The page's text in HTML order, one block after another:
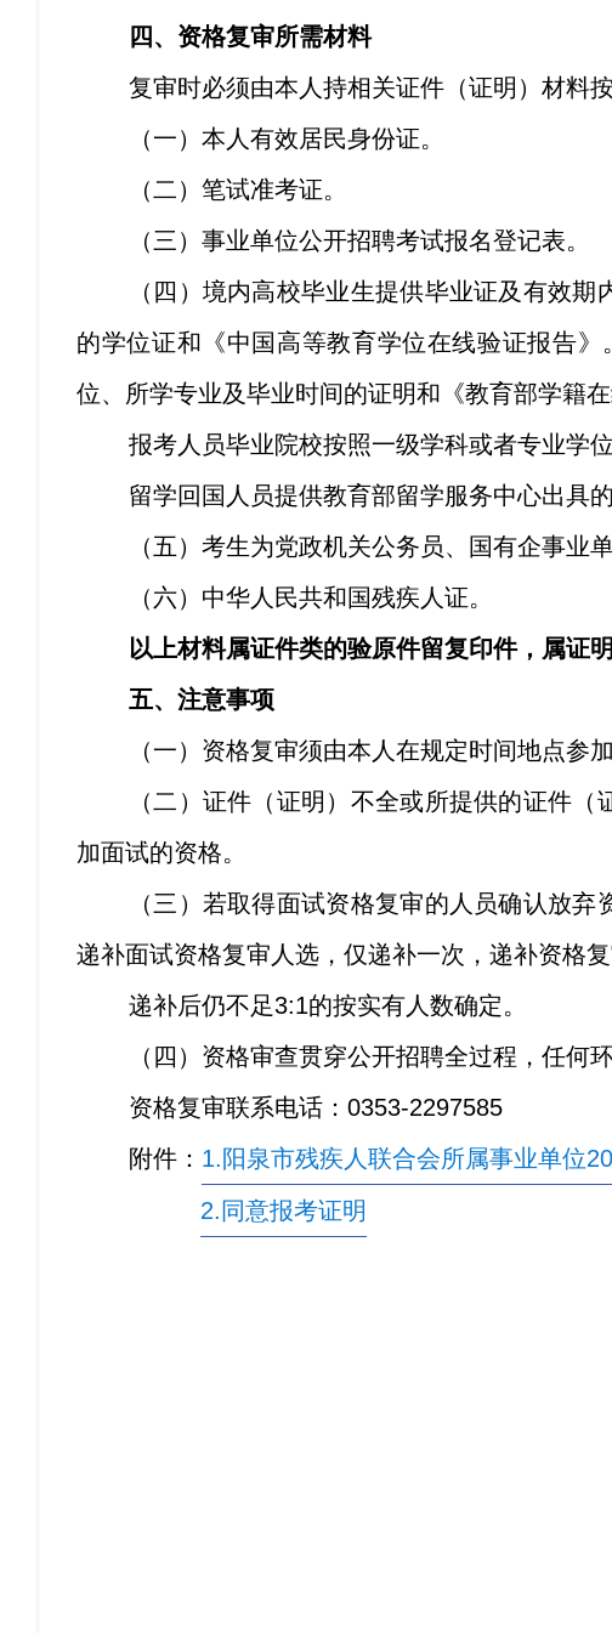
四、资格复审所需材料
复审时必须由本人持相关证件（证明）材料
（一）本人有效居民身份证。
（二）笔试准考证。
（三）事业单位公开招聘考试报名登记表。
（四）境内高校毕业生提供毕业证及有效
的学位证和《中国高等教育学位在线验证报告
位、所学专业及毕业时间的证明和《教育部学籍在
报考人员毕业院校按照一级学科或者专业学
留学回国人员提供教育部留学服务中心出具
（五）考生为党政机关公务员、国有企事业
（六）中华人民共和国残疾人证。
以上材料属证件类的验原件留复印件，属证
五、注意事项
（一）资格复审须由本人在规定时间地点参
（二）证件（证明）不全或所提供的证件
加面试的资格。
（三）若取得面试资格复审的人员确认放
递补面试资格复审人选，仅递补一次，递补资格复
递补后仍不足3:1的按实有人数确定。
（四）资格审查贯穿公开招聘全过程，任何
资格复审联系电话：0353-2297585
附件： 1.阳泉市残疾人联合会所属事业单位
2.同意报考证明